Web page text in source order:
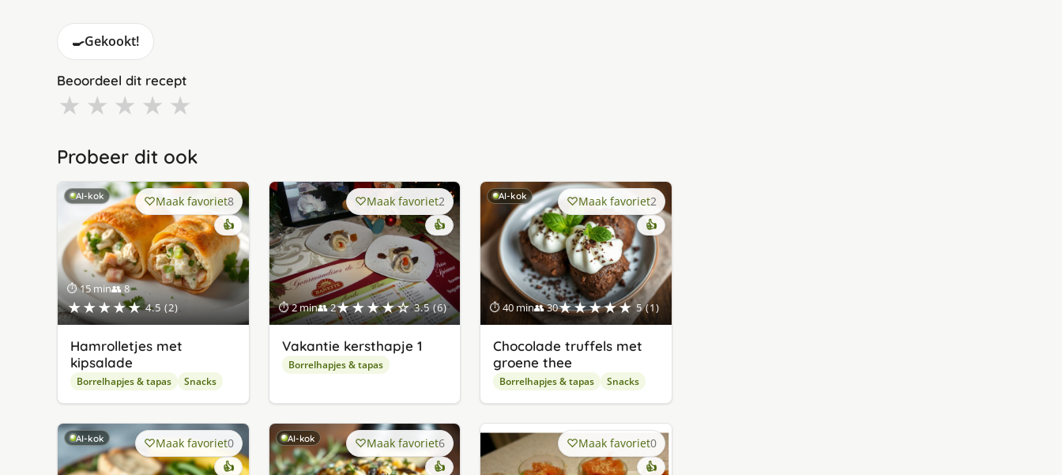
🍳Gekookt!
Beoordeel dit recept
★ ★ ★ ★ ★
Probeer dit ook
AI-kok
⏱ 15 min👥 8
★★★★★ 4.5 (2)
Maak favoriet8
👍
Hamrolletjes met
kipsalade
Borrelhapjes & tapas Snacks
⏱ 2 min👥 2★★★★☆ 3.5 (6)
Maak favoriet2
👍
Vakantie kersthapje 1
Borrelhapjes & tapas
AI-kok
⏱ 40 min👥 30★★★★★ 5 (1)
Maak favoriet2
👍
Chocolade truffels met
groene thee
Borrelhapjes & tapas Snacks
AI-kok Maak favoriet0
👍
AI-kok Maak favoriet6
👍
Maak favoriet0
👍